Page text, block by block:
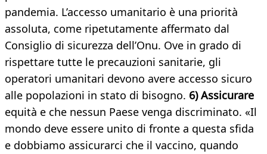
pandemia. L’accesso umanitario è una priorità
assoluta, come ripetutamente affermato dal
Consiglio di sicurezza dell’Onu. Ove in grado di
rispettare tutte le precauzioni sanitarie, gli
operatori umanitari devono avere accesso sicuro
alle popolazioni in stato di bisogno. 6) Assicurare
equità e che nessun Paese venga discriminato. «Il
mondo deve essere unito di fronte a questa sfida
e dobbiamo assicurarci che il vaccino, quando